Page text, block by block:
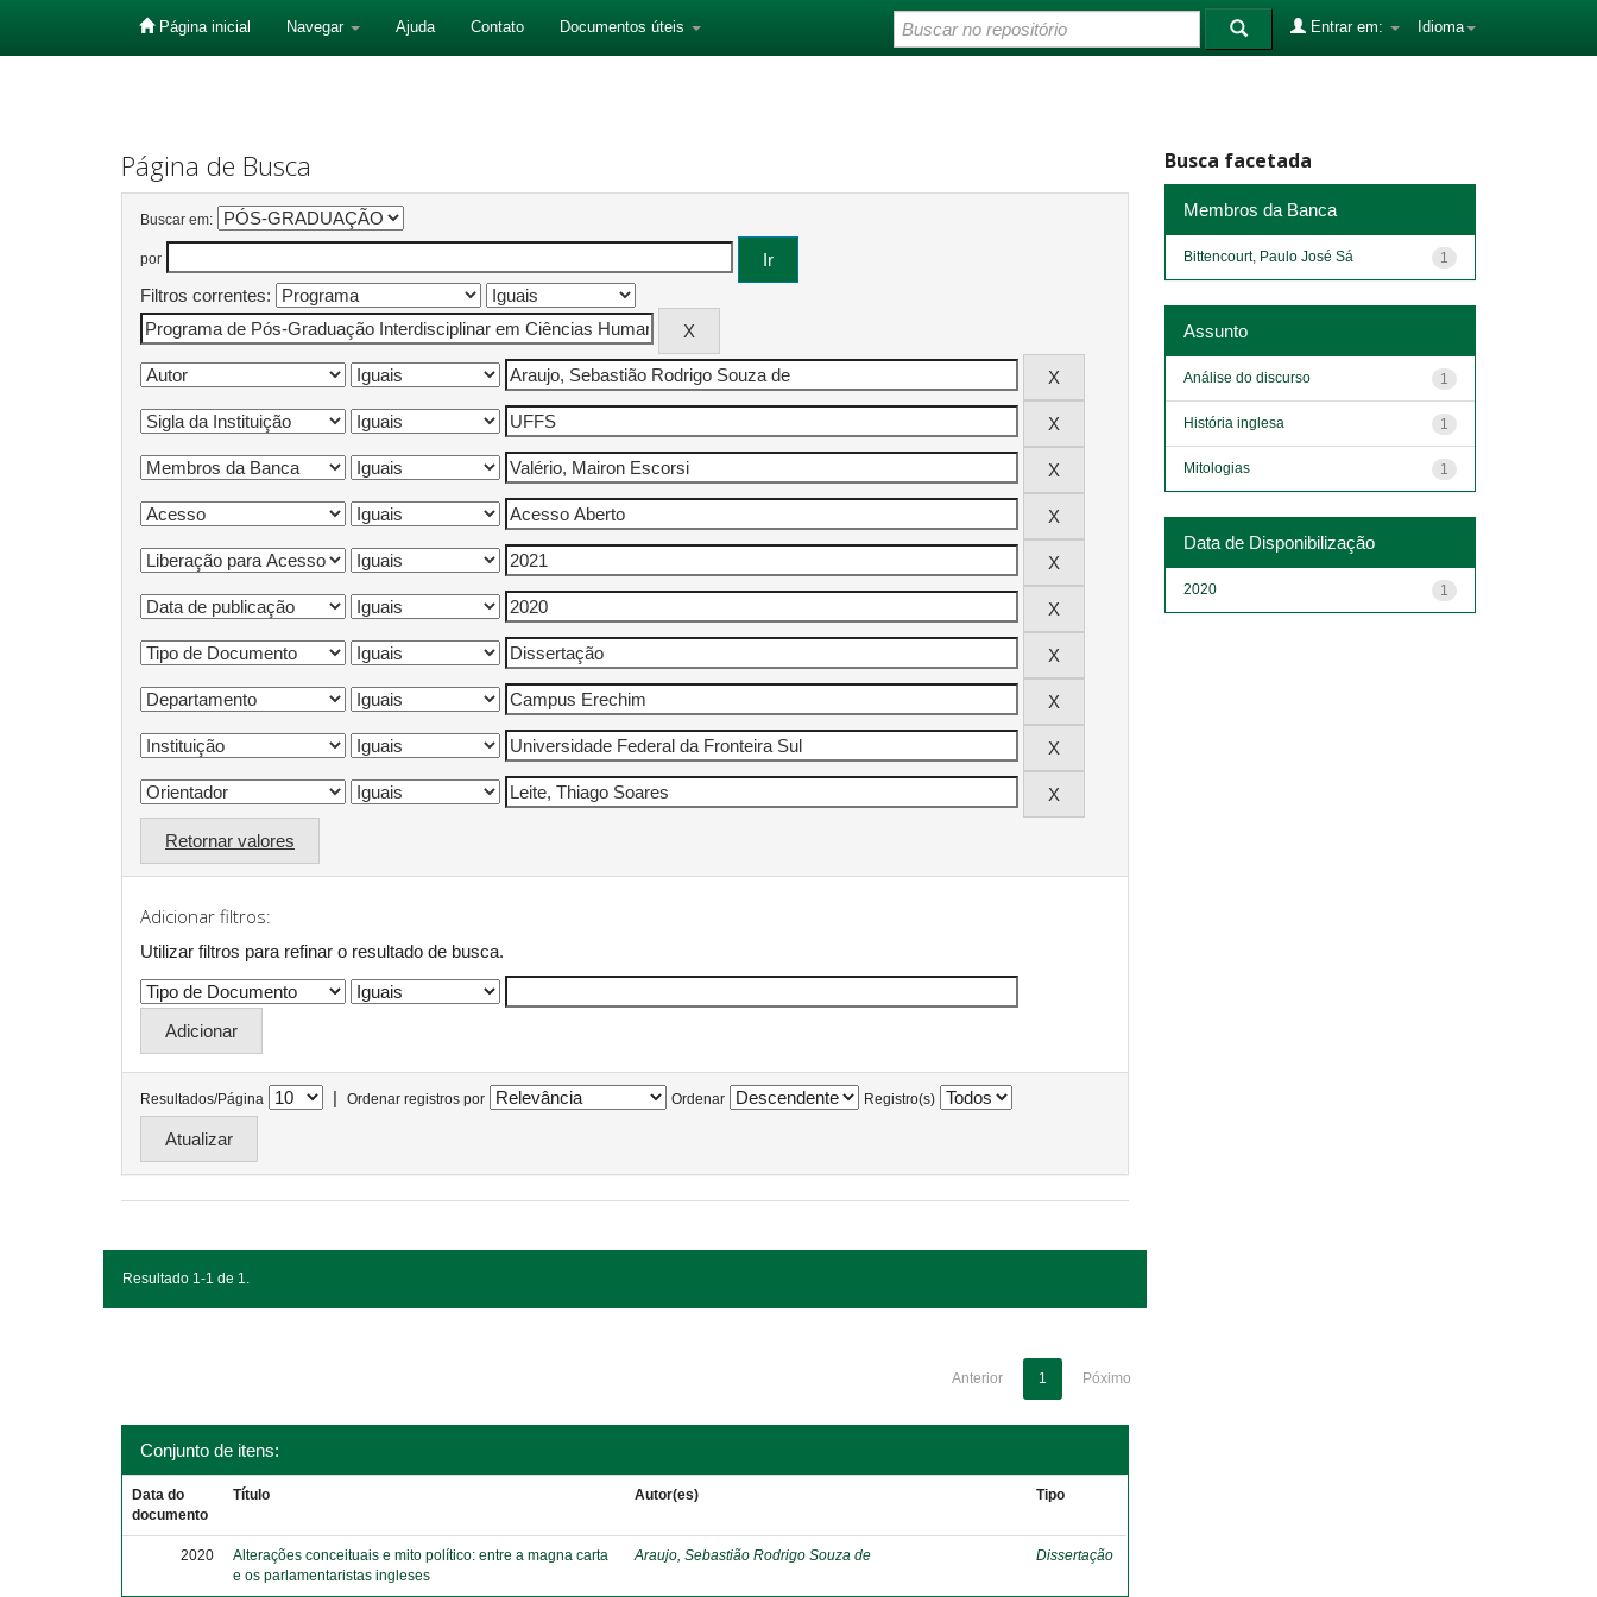
Página inicial Navegar Ajuda Contato Documentos úteis Idioma
Entrar em:
Página de Busca
Buscar em:
por
Filtros correntes:
Retornar valores
Adicionar filtros:
Utilizar filtros para refinar o resultado de busca.
Resultados/Página | Ordenar registros por Ordenar Registro(s)
Resultado 1-1 de 1.
Anterior 1 Póximo
Conjunto de itens:
Data do
documento
Título Autor(es) Tipo
2020
Alterações conceituais e mito político: entre a magna carta
e os parlamentaristas ingleses
Araujo, Sebastião Rodrigo Souza de Dissertação
Busca facetada
Membros da Banca
1
Bittencourt, Paulo José Sá
Assunto
1
Análise do discurso
1
História inglesa
1
Mitologias
Data de Disponibilização
1
2020